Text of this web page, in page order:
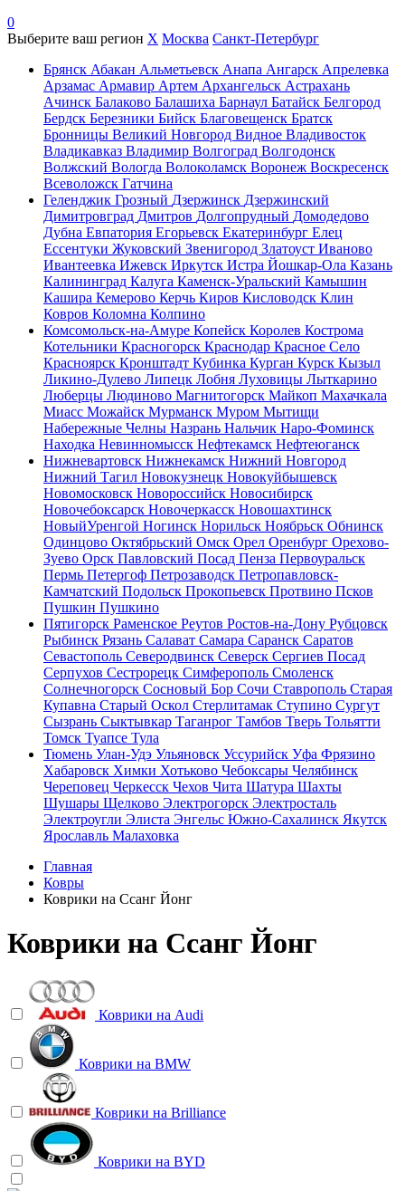
0
Выберите ваш регион X Москва Санкт-Петербург
Брянск Абакан Альметьевск Анапа Ангарск Апрелевка
Арзамас Армавир Артем Архангельск Астрахань
Ачинск Балаково Балашиха Барнаул Батайск Белгород
Бердск Березники Бийск Благовещенск Братск
Бронницы Великий Новгород Видное Владивосток
Владикавказ Владимир Волгоград Волгодонск
Волжский Вологда Волоколамск Воронеж Воскресенск
Всеволожск Гатчина
Геленджик Грозный Дзержинск Дзержинский
Димитровград Дмитров Долгопрудный Домодедово
Дубна Евпатория Егорьевск Екатеринбург Елец
Ессентуки Жуковский Звенигород Златоуст Иваново
Ивантеевка Ижевск Иркутск Истра Йошкар-Ола Казань
Калининград Калуга Каменск-Уральский Камышин
Кашира Кемерово Керчь Киров Кисловодск Клин
Ковров Коломна Колпино
Комсомольск-на-Амуре Копейск Королев Кострома
Котельники Красногорск Краснодар Красное Село
Красноярск Кронштадт Кубинка Курган Курск Кызыл
Ликино-Дулево Липецк Лобня Луховицы Лыткарино
Люберцы Людиново Магнитогорск Майкоп Махачкала
Миасс Можайск Мурманск Муром Мытищи
Набережные Челны Назрань Нальчик Наро-Фоминск
Находка Невинномысск Нефтекамск Нефтеюганск
Нижневартовск Нижнекамск Нижний Новгород
Нижний Тагил Новокузнецк Новокуйбышевск
Новомосковск Новороссийск Новосибирск
Новочебоксарск Новочеркасск Новошахтинск
НовыйУренгой Ногинск Норильск Ноябрьск Обнинск
Одинцово Октябрьский Омск Орел Оренбург Орехово-
Зуево Орск Павловский Посад Пенза Первоуральск
Пермь Петергоф Петрозаводск Петропавловск-
Камчатский Подольск Прокопьевск Протвино Псков
Пушкин Пушкино
Пятигорск Раменское Реутов Ростов-на-Дону Рубцовск
Рыбинск Рязань Салават Самара Саранск Саратов
Севастополь Северодвинск Северск Сергиев Посад
Серпухов Сестрорецк Симферополь Смоленск
Солнечногорск Сосновый Бор Сочи Ставрополь Старая
Купавна Старый Оскол Стерлитамак Ступино Сургут
Сызрань Сыктывкар Таганрог Тамбов Тверь Тольятти
Томск Туапсе Тула
Тюмень Улан-Удэ Ульяновск Уссурийск Уфа Фрязино
Хабаровск Химки Хотьково Чебоксары Челябинск
Череповец Черкесск Чехов Чита Шатура Шахты
Шушары Щелково Электрогорск Электросталь
Электроугли Элиста Энгельс Южно-Сахалинск Якутск
Ярославль Малаховка
Главная
Ковры
Коврики на Ссанг Йонг
Коврики на Ссанг Йонг
Коврики на Audi
Коврики на BMW
Коврики на Brilliance
Коврики на BYD